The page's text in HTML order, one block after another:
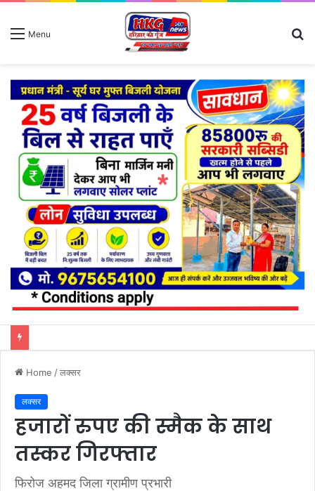
Menu
Home /लक्सर
लक्सर
हजारों रुपए की स्मैक के साथ
तस्कर गिरफ्तार
फिरोज अहमद जिला ग्रामीण प्रभारी